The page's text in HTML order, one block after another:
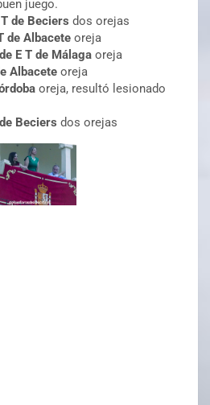
juego.
de Beciers dos orejas
de Albacete oreja
E T de Málaga oreja
Albacete oreja
oreja, resultó lesionado
Beciers dos orejas